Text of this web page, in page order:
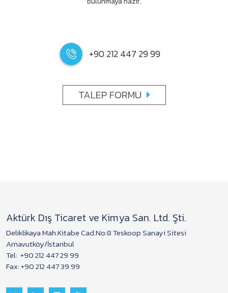
+90 212 447 29 99
TALEP FORMU
Aktürk Dış Ticaret ve Kimya San. Ltd. Şti.
Deliklikaya Mah.Kitabe Cad.No:8 Teskoop Sanayi Sitesi
Arnavutköy/İstanbul
Tel: +90 212 447 29 99
Fax: +90 212 447 39 99